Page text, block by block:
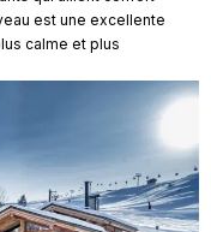
est une excellente
calme et plus